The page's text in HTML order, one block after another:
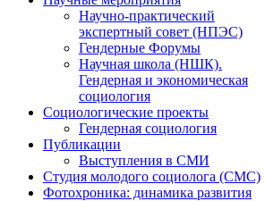
Научно-практический
экспертный совет (НПЭС)
Гендерные Форумы
Научная школа (НШК).
Гендерная и экономическая
социология
Социологические проекты
Гендерная социология
Публикации
Выступления в СМИ
Студия молодого социолога (СМС)
Фотохроника: динамика развития